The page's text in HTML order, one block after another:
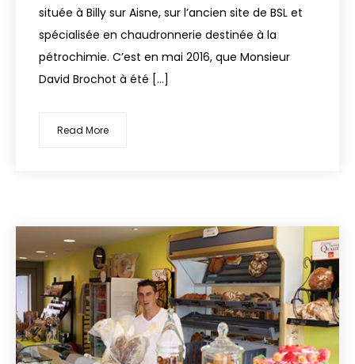
située à Billy sur Aisne, sur l’ancien site de BSL et
spécialisée en chaudronnerie destinée à la
pétrochimie. C’est en mai 2016, que Monsieur
David Brochot à été […]
Read More